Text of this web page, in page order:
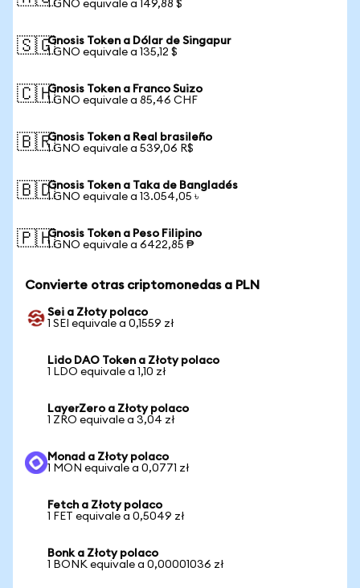
1 GNO equivale a 149,88 $
🇸🇬Gnosis Token a Dólar de Singapur
1 GNO equivale a 135,12 $
🇨🇭Gnosis Token a Franco Suizo
1 GNO equivale a 85,46 CHF
🇧🇷Gnosis Token a Real brasileño
1 GNO equivale a 539,06 R$
🇧🇩Gnosis Token a Taka de Bangladés
1 GNO equivale a 13.054,05 ৳
🇵🇭Gnosis Token a Peso Filipino
1 GNO equivale a 6422,85 ₱
Convierte otras criptomonedas a PLN
Sei a Złoty polaco
1 SEI equivale a 0,1559 zł
Lido DAO Token a Złoty polaco
1 LDO equivale a 1,10 zł
LayerZero a Złoty polaco
1 ZRO equivale a 3,04 zł
Monad a Złoty polaco
1 MON equivale a 0,0771 zł
Fetch a Złoty polaco
1 FET equivale a 0,5049 zł
Bonk a Złoty polaco
1 BONK equivale a 0,00001036 zł